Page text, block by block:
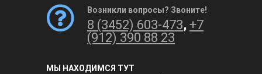
Возникли вопросы? Звоните!
8 (3452) 603-473, +7
(912) 390 88 23
МЫ НАХОДИМСЯ ТУТ